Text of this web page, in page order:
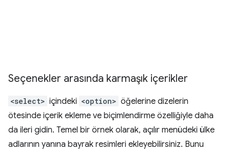
Seçenekler arasında karmaşık içerikler
<select> içindeki <option> öğelerine dizelerin
ötesinde içerik ekleme ve biçimlendirme özelliğiyle daha
da ileri gidin. Temel bir örnek olarak, açılır menüdeki ülke
adlarının yanına bayrak resimleri ekleyebilirsiniz. Bunu